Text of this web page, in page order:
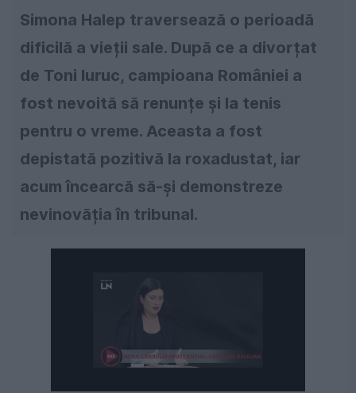
Simona Halep traversează o perioadă
dificilă a vieții sale. După ce a divorțat
de Toni Iuruc, campioana României a
fost nevoită să renunțe și la tenis
pentru o vreme. Aceasta a fost
depistată pozitivă la roxadustat, iar
acum încearcă să-și demonstreze
nevinovăția în tribunal.